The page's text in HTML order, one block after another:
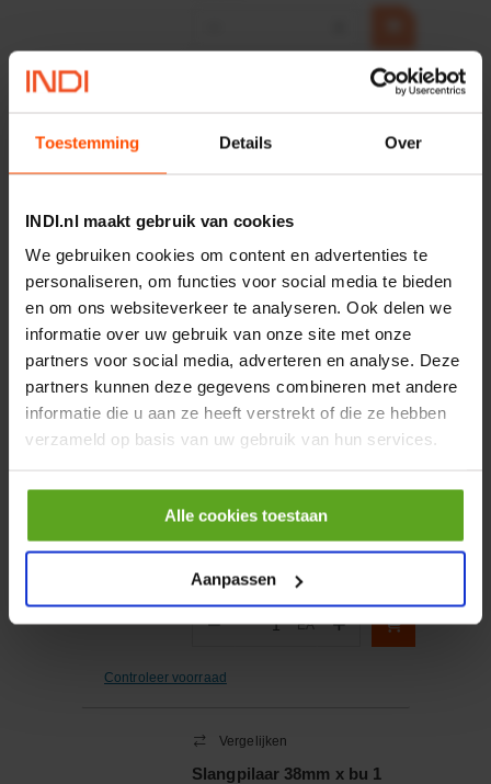
Toestemming Details Over
INDI.nl maakt gebruik van cookies
We gebruiken cookies om content en advertenties te
personaliseren, om functies voor social media te bieden
en om ons websiteverkeer te analyseren. Ook delen we
informatie over uw gebruik van onze site met onze
partners voor social media, adverteren en analyse. Deze
partners kunnen deze gegevens combineren met andere
informatie die u aan ze heeft verstrekt of die ze hebben
verzameld op basis van uw gebruik van hun services.
Alle cookies toestaan
Aanpassen
HP 12 MOTOR B14 380VAC
Merknaam:Emmegi
incl. BTW
− +
Onlangs bekeken:
Vergelijken
Uitlaat
Merknaam:Briggs & Stratton
− Aantal
EA +
Controleer voorraad
Vergelijken
Slangpilaar 38mm x bu 1